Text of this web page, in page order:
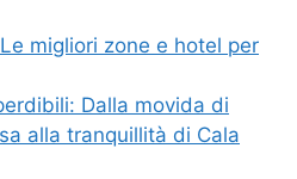
migliori zone e hotel per
Dalla movida di
alla tranquillità di Cala